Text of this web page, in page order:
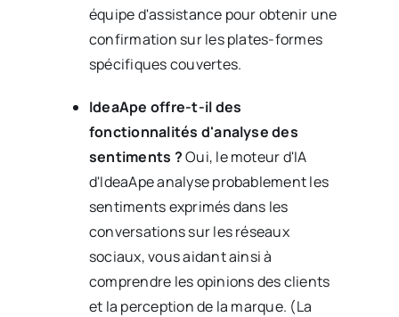
équipe d'assistance pour obtenir une
confirmation sur les plates-formes
spécifiques couvertes.
IdeaApe offre-t-il des
fonctionnalités d'analyse des
sentiments ?Oui, le moteur d'IA
d'IdeaApe analyse probablement les
sentiments exprimés dans les
conversations sur les réseaux
sociaux, vous aidant ainsi à
comprendre les opinions des clients
et la perception de la marque. (La